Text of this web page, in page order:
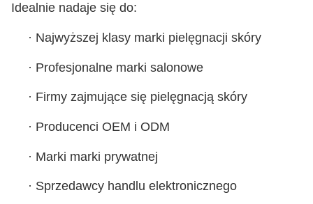
Idealnie nadaje się do:
· Najwyższej klasy marki pielęgnacji skóry
· Profesjonalne marki salonowe
· Firmy zajmujące się pielęgnacją skóry
· Producenci OEM i ODM
· Marki marki prywatnej
· Sprzedawcy handlu elektronicznego